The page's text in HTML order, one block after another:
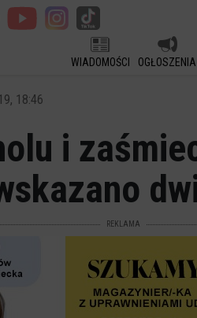
WIADOMOŚCI OGŁOSZENIA
18:46
i
REKLAMA